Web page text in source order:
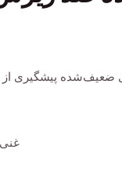
ضعیف‌شده پیشگیری